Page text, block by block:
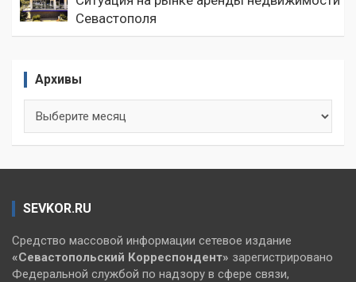
Севастополя
Архивы
SEVKOR.RU
Средство массовой информации сетевое издание
«Севастопольский Корреспондент» зарегистрировано
Федеральной службой по надзору в сфере связи,